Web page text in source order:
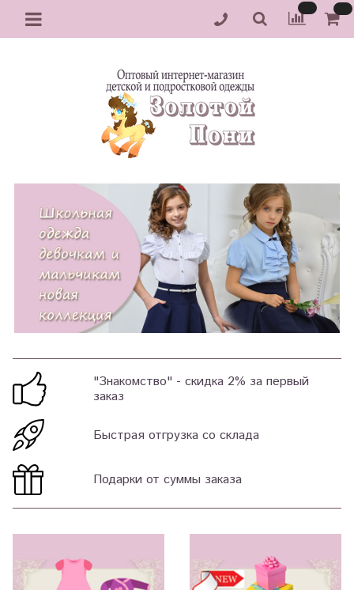
"Знакомство" - скидка 2% за первый
заказ
Быстрая отгрузка со склада
Подарки от суммы заказа